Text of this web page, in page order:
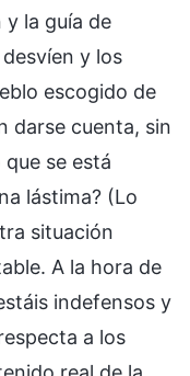
la guía de
y los
escogido de
darse cuenta, sin
se está
lástima? (Lo
situación
A la hora de
indefensos y
a los